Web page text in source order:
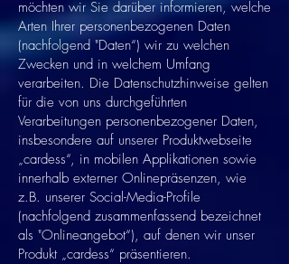
möchten wir Sie darüber informieren, welche
Arten Ihrer personenbezogenen Daten
(nachfolgend "Daten“) wir zu welchen
Zwecken und in welchem Umfang
verarbeiten. Die Datenschutzhinweise gelten
für die von uns durchgeführten
Verarbeitungen personenbezogener Daten,
insbesondere auf unserer Produktwebseite
„cardess“, in mobilen Applikationen sowie
innerhalb externer Onlinepräsenzen, wie
z.B. unserer Social-Media-Profile
(nachfolgend zusammenfassend bezeichnet
als "Onlineangebot“), auf denen wir unser
Produkt „cardess“ präsentieren.